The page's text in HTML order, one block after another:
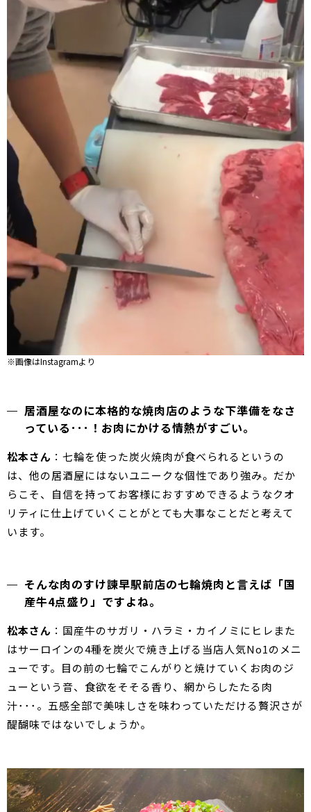
※画像はInstagramより
居酒屋なのに本格的な焼肉店のような下準備をなさ
っている･･･！お肉にかける情熱がすごい。
松本さん ：七輪を使った炭火焼肉が食べられるというの
は、他の居酒屋にはないユニークな個性であり強み。だか
らこそ、自信を持ってお客様におすすめできるようなクオ
リティに仕上げていくことがとても大事なことだと考えて
います。
そんな肉のすけ諫早駅前店の七輪焼肉と言えば「国
産牛4点盛り」ですよね。
松本さん ：国産牛のサガリ・ハラミ・カイノミにヒレまた
はサーロインの4種を炭火で焼き上げる当店人気No1のメニ
ューです。目の前の七輪でこんがりと焼けていくお肉のジ
ューという音、食欲をそそる香り、網からしたたる肉
汁･･･。五感全部で美味しさを味わっていただける贅沢さが
醍醐味ではないでしょうか。